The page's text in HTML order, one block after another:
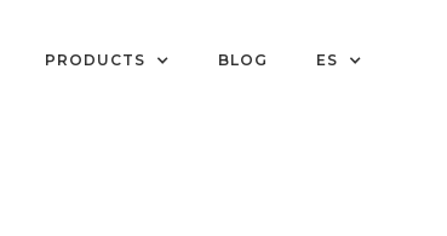
PRODUCTS BLOG ES